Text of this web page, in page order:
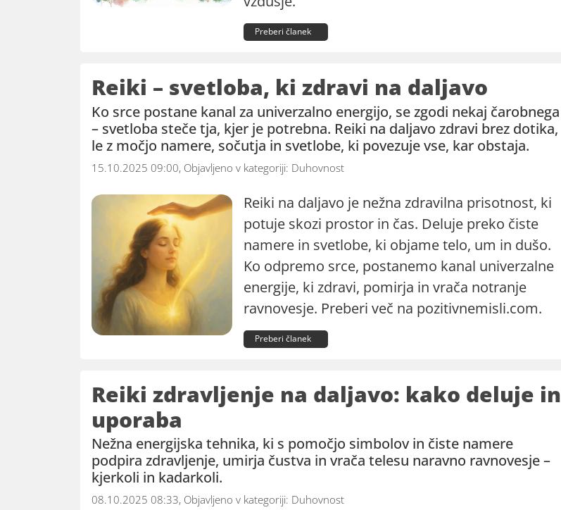
Preberi članek
Reiki – svetloba, ki zdravi na daljavo
Ko srce postane kanal za univerzalno energijo, se zgodi nekaj čarobnega
– svetloba steče tja, kjer je potrebna. Reiki na daljavo zdravi brez dotika,
le z močjo namere, sočutja in svetlobe, ki povezuje vse, kar obstaja.
15.10.2025 09:00, Objavljeno v kategoriji: Duhovnost
Reiki na daljavo je nežna zdravilna prisotnost, ki
potuje skozi prostor in čas. Deluje preko čiste
namere in svetlobe, ki objame telo, um in dušo.
Ko odpremo srce, postanemo kanal univerzalne
energije, ki zdravi, pomirja in vrača notranje
ravnovesje. Preberi več na pozitivnemisli.com.
Preberi članek
Reiki zdravljenje na daljavo: kako deluje in
uporaba
Nežna energijska tehnika, ki s pomočjo simbolov in čiste namere
podpira zdravljenje, umirja čustva in vrača telesu naravno ravnovesje –
kjerkoli in kadarkoli.
08.10.2025 08:33, Objavljeno v kategoriji: Duhovnost